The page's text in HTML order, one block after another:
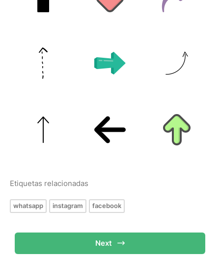
Etiquetas relacionadas
whatsapp instagram facebook
Next